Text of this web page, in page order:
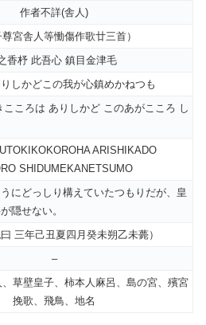
作者不詳(舎人)
尊宮舎人等慟傷作歌廿三首）
香杼 此吾心 鎮目金津毛
しかどこの我が心鎮めかねつも
こころは ありしかど このあがこころ し
ARISHIKADO
SHIDUMEKANETSUMO
にどっしり構えていたつもりだが、皇
隠せない。
曰 三年己丑夏四月癸未朔乙未薨）
–
草壁皇子、柿本人麻呂、島の宮、殯宮
挽歌、飛鳥、地名